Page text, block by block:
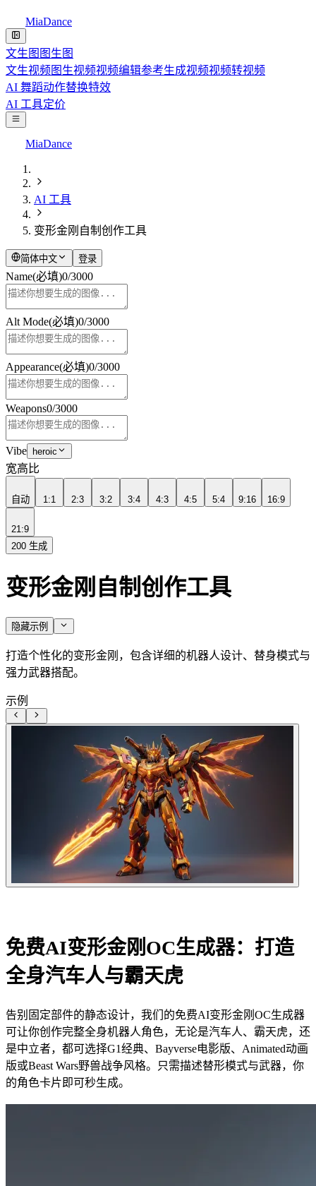
MiaDance
文生图 图生图
文生视频 图生视频视频编辑参考生成视频视频转视频
AI 舞蹈动作替换特效
AI 工具定价
MiaDance
AI 工具
变形金刚自制创作工具
简体中文 登录
Name(必填)0/3000
Alt Mode(必填)0/3000
Appearance(必填)0/3000
Weapons0/3000
Vibe heroic
宽高比
自动 1:1 2:3 3:2 3:4 4:3 4:5 5:4 9:16 16:9
21:9
200 生成
变形金刚自制创作工具
隐藏示例
打造个性化的变形金刚，包含详细的机器人设计、替身模式与
强力武器搭配。
示例
免费AI变形金刚OC生成器：打造
全身汽车人与霸天虎
告别固定部件的静态设计，我们的免费AI变形金刚OC生成器
可让你创作完整全身机器人角色，无论是汽车人、霸天虎，还
是中立者，都可选择G1经典、Bayverse电影版、Animated动画
版或Beast Wars野兽战争风格。只需描述替形模式与武器，你
的角色卡片即可秒生成。